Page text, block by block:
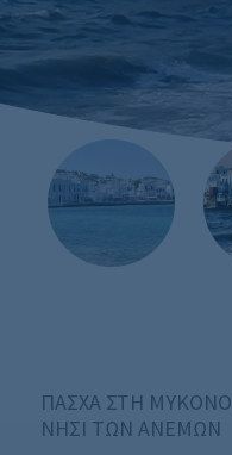
ΠΑΣΧΑ ΣΤΗ ΜΥΚΟΝΟ
ΝΗΣΙ ΤΩΝ ΑΝΕΜΩΝ